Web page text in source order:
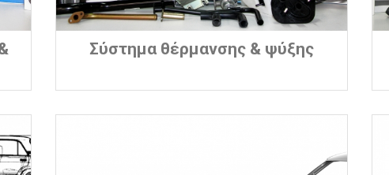
Σύστημα θέρμανσης & ψύξης